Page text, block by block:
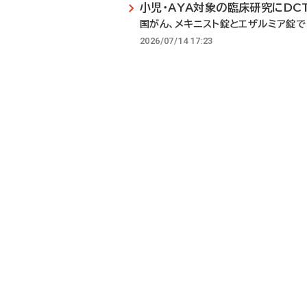
小児・AYA対象の臨床研究に
国がん、メキニスト錠とエザルミア錠で
2026/07/14 17:23